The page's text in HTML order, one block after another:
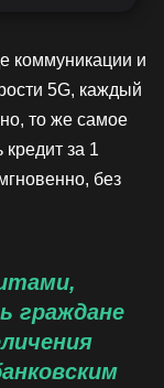
коммуникации и
5G, каждый
то же самое
кредит за 1
без
граждане